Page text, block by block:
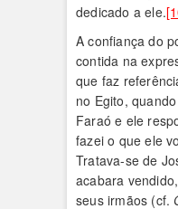
dedicado a ele.
A confiança do
contida na
que faz
no Egito,
Faraó e ele
fazei o que ele
Tratava-se de
acabara
seus irmãos (cf.